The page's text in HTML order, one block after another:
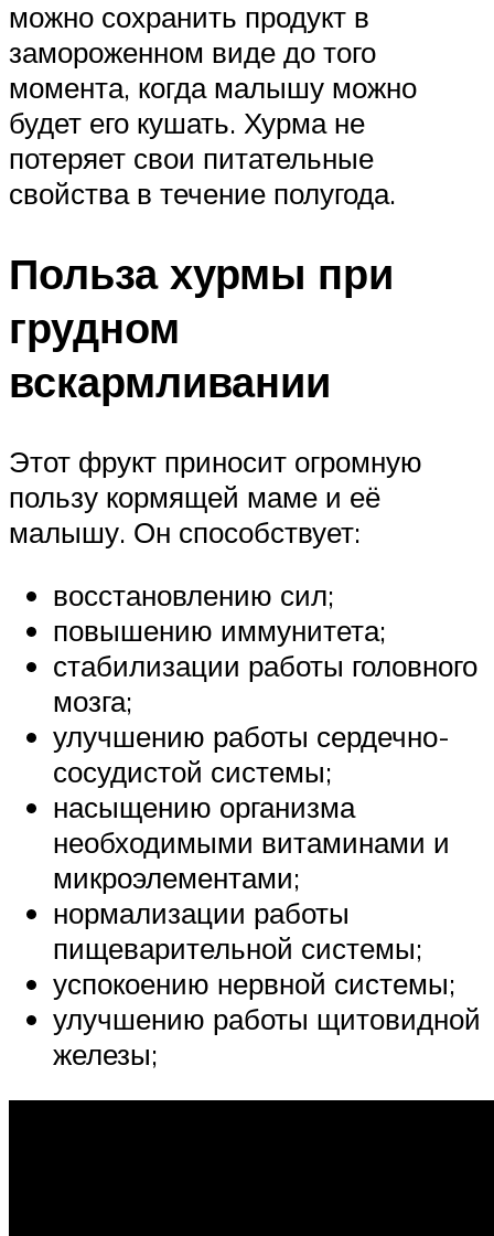
можно сохранить продукт в
замороженном виде до того
момента, когда малышу можно
будет его кушать. Хурма не
потеряет свои питательные
свойства в течение полугода.
Польза хурмы при
грудном
вскармливании
Этот фрукт приносит огромную
пользу кормящей маме и её
малышу. Он способствует:
восстановлению сил;
повышению иммунитета;
стабилизации работы головного
мозга;
улучшению работы сердечно-
сосудистой системы;
насыщению организма
необходимыми витаминами и
микроэлементами;
нормализации работы
пищеварительной системы;
успокоению нервной системы;
улучшению работы щитовидной
железы;